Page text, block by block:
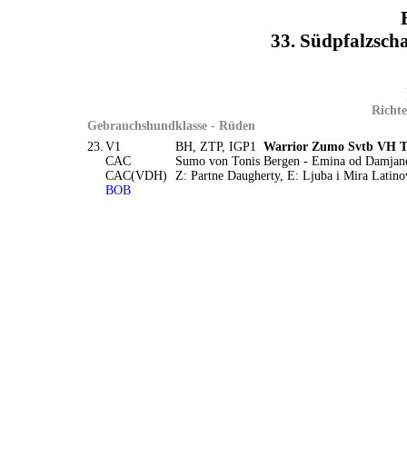
33.
Gebrauchshundklasse - Rüden
23. V1
CAC
CAC(VDH)
BOB
BH, ZTP, IGP1 Warrior Zumo Svtb VH
Sumo von Tonis Bergen - Emina od
Z: Partne Daugherty, E: Ljuba i Mira